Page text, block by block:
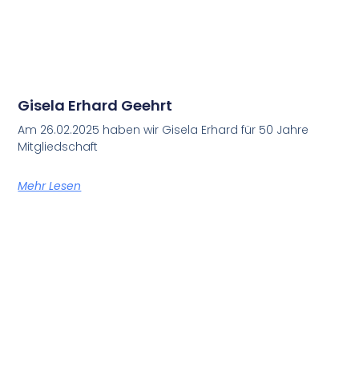
Gisela Erhard Geehrt
Am 26.02.2025 haben wir Gisela Erhard für 50 Jahre
Mitgliedschaft
Mehr Lesen